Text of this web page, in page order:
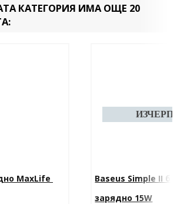
КАТЕГОРИЯ ИМА ОЩЕ 20
MaxLife
Baseus Simple II
зарядно 15W